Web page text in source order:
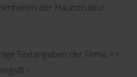
der Hautstruktur
Textangaben der Firma >>